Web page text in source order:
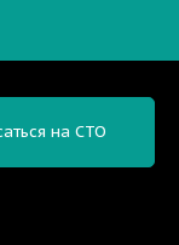
на СТО